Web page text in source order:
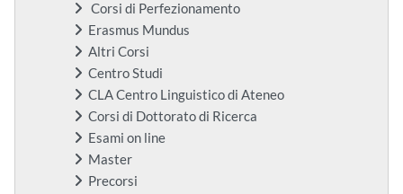
Corsi di Perfezionamento
Erasmus Mundus
Altri Corsi
Centro Studi
CLA Centro Linguistico di Ateneo
Corsi di Dottorato di Ricerca
Esami on line
Master
Precorsi